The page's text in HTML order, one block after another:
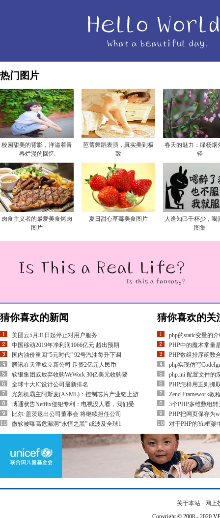
热门图片
校园甜美的背影，洋溢着青
春烂漫的回忆
芭蕾舞蹈表演，真实美到极
致
春天的魅力：绿杨烟
轻
肉食主义者的最爱美食烤肉
图片
夏日甜心草莓美食图片
人逢知己千杯少，喝
图集
猜你喜欢的新闻
美团云5月31日起停止对用户服务
中国移动2019年净利润1066亿元 超出预期
国内油价重回“5元时代” 92号汽油每升下调
腾讯在天津成立新公司 斥资2亿元人民币
软银集团或放弃收购WeWork 30亿美元收购要
全球十大IC设计公司最新排名
光刻机霸主阿斯麦(ASML)：控制芯片产业链上游
博通状告Netflix侵犯专利：电视没人看，我们受
比尔·盖茨退出公司董事会 将继续担任公司
微软被曝高危漏洞“永恒之黑” 或波及全球1
猜你喜欢的关
php的static变量的
PHP中的魔术常量
PHP数组排序函数
php实现仿写
php.ini 配置文件的
PHP怎样用正则抓
Zend Framework教
3个PHP多维数组
PHP把网页保存为
对于PHP的Yii框架
关于本站 - 网上
Copyright © 2008 - 2020